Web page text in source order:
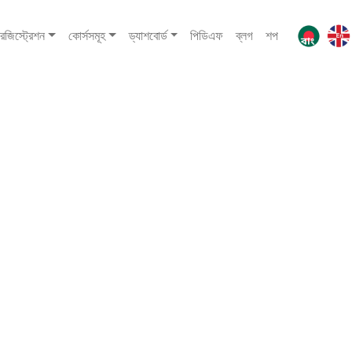
কোর্সসমূহ ড্যাশবোর্ড পিডিএফ ব্লগ শপ